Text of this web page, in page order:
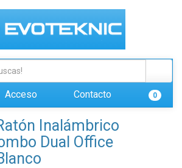
Acceso Contacto 0
Inalámbrico
Dual Office